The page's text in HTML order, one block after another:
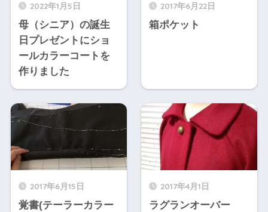
2022年1月5日
母（シニア）の誕生
日プレゼントにショ
ールカラーコートを
作りました
2017年6月22日
箱ポケット
2017年6月15日
覚書(テーラーカラー
2017年4月1日
ラグランオーバー